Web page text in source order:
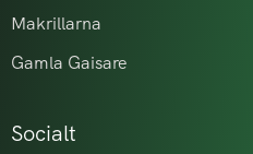
Makrillarna
Gamla Gaisare
Socialt